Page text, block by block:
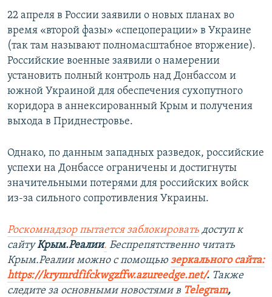
22 апреля в России заявили о новых планах во
время «второй фазы» «спецоперации» в Украине
(так там называют полномасштабное вторжение).
Российские военные заявили о намерении
установить полный контроль над Донбассом и
южной Украиной для обеспечения сухопутного
коридора в аннексированный Крым и получения
выхода в Приднестровье.
Однако, по данным западных разведок, российские
успехи на Донбассе ограничены и достигнуты
значительными потерями для российских войск
из-за сильного сопротивления Украины.
Роскомнадзор пытается заблокировать доступ к
сайтуКрым.Реалии. Беспрепятственно читать
Крым.Реалии можно с помощью зеркального сайта:
https://krymrdfifckwgzffw.azureedge.net/. ​ Также
следите за основными новостями в Telegram,